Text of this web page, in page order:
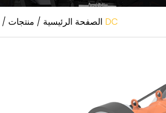
الصفحة الرئيسية / منتجات / كسارة فكية أوروبية عالية الكفاءة من سلسلة DC